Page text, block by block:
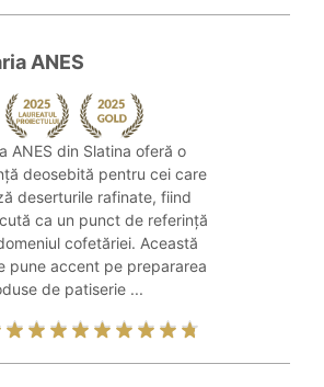
ANES
ANES din Slatina oferă o
deosebită pentru cei care
deserturile rafinate, fiind
ca un punct de referință
cofetăriei. Această
pune accent pe prepararea
de patiserie ...